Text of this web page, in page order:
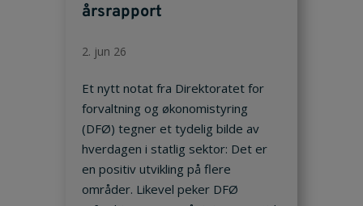
årsrapport
2. jun 26
Et nytt notat fra Direktoratet for
forvaltning og økonomistyring
(DFØ) tegner et tydelig bilde av
hverdagen i statlig sektor: Det er
en positiv utvikling på flere
områder. Likevel peker DFØ